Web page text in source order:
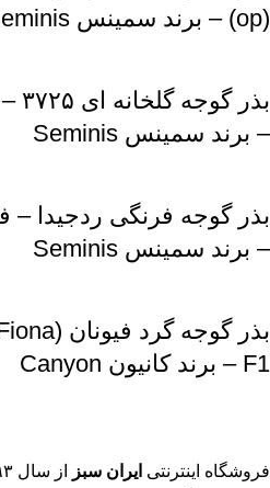
(op) – برند سمینس Seminis
– برند سمینس Seminis
– برند سمینس Seminis
F1 – برند کانیون Canyon
فروشگاه اینترنتی ایران سبز از سال ۱۳۹۳ در زمینه فروش انواع